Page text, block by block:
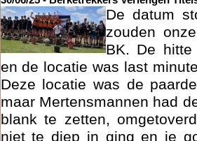
De datum
zouden
BK. De
en de locatie was last
Deze locatie was de
maar Mertensmannen had
blank te zetten,
niet te diep in ging en je